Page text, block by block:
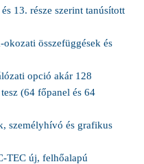
13. része szerint tanúsított
összefüggések és
opció akár 128
(64 főpanel és 64
személyhívó és grafikus
TEC új, felhőalapú